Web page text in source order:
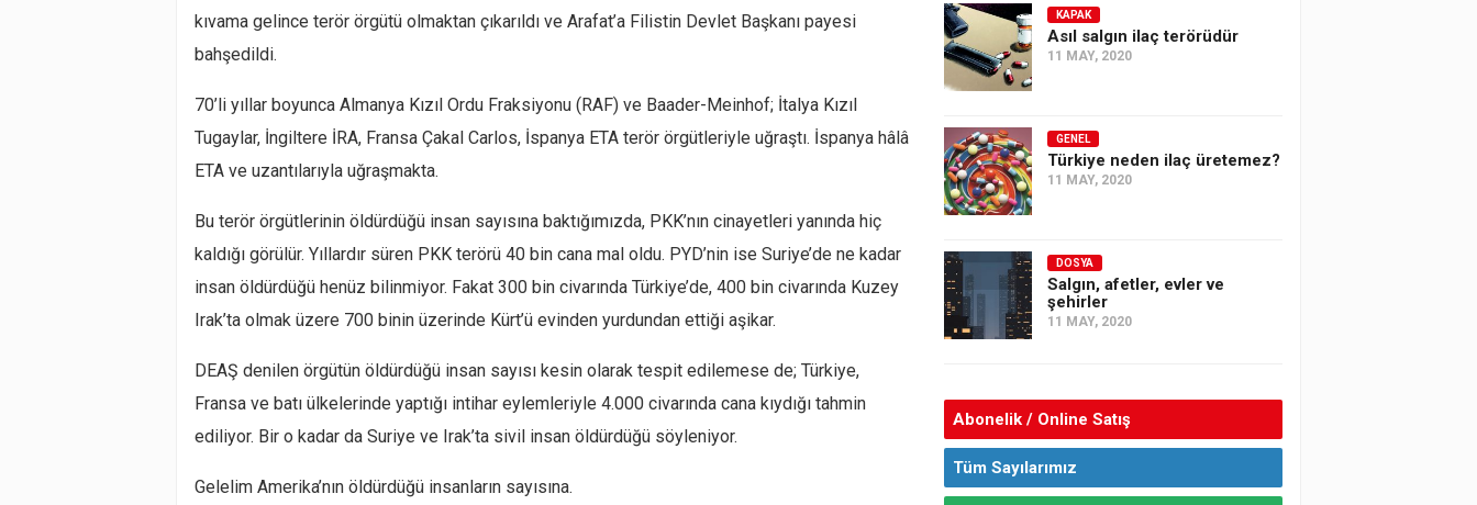
kıvama gelince terör örgütü olmaktan çıkarıldı ve Arafat’a Filistin Devlet Başkanı payesi
bahşedildi.
70’li yıllar boyunca Almanya Kızıl Ordu Fraksiyonu (RAF) ve Baader-Meinhof; İtalya Kızıl
Tugaylar, İngiltere İRA, Fransa Çakal Carlos, İspanya ETA terör örgütleriyle uğraştı. İspanya hâlâ
ETA ve uzantılarıyla uğraşmakta.
Bu terör örgütlerinin öldürdüğü insan sayısına baktığımızda, PKK’nın cinayetleri yanında hiç
kaldığı görülür. Yıllardır süren PKK terörü 40 bin cana mal oldu. PYD’nin ise Suriye’de ne kadar
insan öldürdüğü henüz bilinmiyor. Fakat 300 bin civarında Türkiye’de, 400 bin civarında Kuzey
Irak’ta olmak üzere 700 binin üzerinde Kürt’ü evinden yurdundan ettiği aşikar.
DEAŞ denilen örgütün öldürdüğü insan sayısı kesin olarak tespit edilemese de; Türkiye,
Fransa ve batı ülkelerinde yaptığı intihar eylemleriyle 4.000 civarında cana kıydığı tahmin
ediliyor. Bir o kadar da Suriye ve Irak’ta sivil insan öldürdüğü söyleniyor.
Gelelim Amerika’nın öldürdüğü insanların sayısına.
KAPAK
Asıl salgın ilaç terörüdür
11 MAY, 2020
GENEL
Türkiye neden ilaç üretemez?
11 MAY, 2020
DOSYA
Salgın, afetler, evler ve
şehirler
11 MAY, 2020
Abonelik / Online Satış
Tüm Sayılarımız